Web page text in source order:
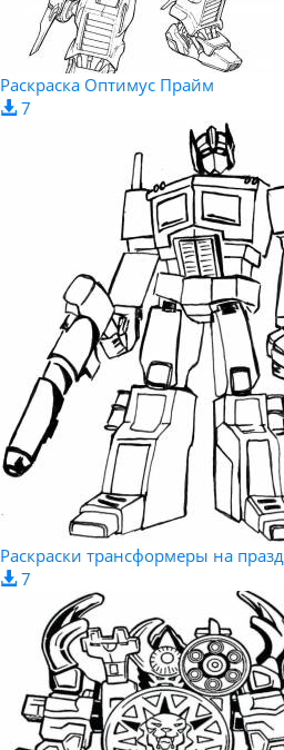
Раскраска Оптимус Прайм
7
Раскраски трансформеры на
7